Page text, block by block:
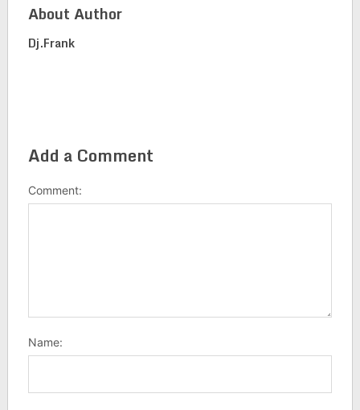
About Author
Dj.frank
Add a Comment
Comment:
Name: